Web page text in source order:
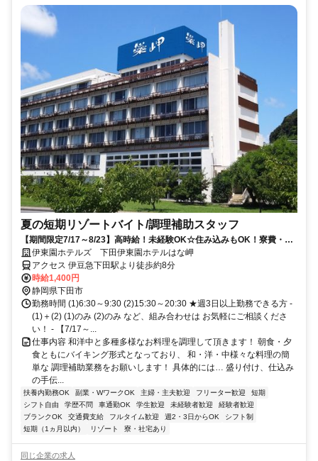
夏の短期リゾートバイト/調理補助スタッフ
【期間限定7/17～8/23】高時給！未経験OK☆住み込みもOK！寮費・光
熱費は無料♪
伊東園ホテルズ 下田伊東園ホテルはな岬
アクセス 伊豆急下田駅より徒歩約8分
時給1,400円
静岡県下田市
勤務時間 (1)6:30～9:30 (2)15:30～20:30 ★週3日以上勤務できる方 -
(1)＋(2) (1)のみ (2)のみ など、組み合わせは お気軽にご相談くださ
い！ - 【7/17～...
仕事内容 和洋中と多種多様なお料理を調理して頂きます！ 朝食・夕
食ともにバイキング形式となっており、 和・洋・中様々な料理の簡
単な 調理補助業務をお願いします！ 具体的には… 盛り付け、仕込み
の手伝...
扶養内勤務OK 副業・WワークOK 主婦・主夫歓迎 フリーター歓迎
短期
シフト自由
学歴不問 車通勤OK 学生歓迎 未経験者歓迎
経験者歓迎
ブランクOK
交通費支給 フルタイム歓迎 週2・3日からOK
シフト制
短期（1ヵ月以内）
リゾート 寮・社宅あり
同じ企業の求人